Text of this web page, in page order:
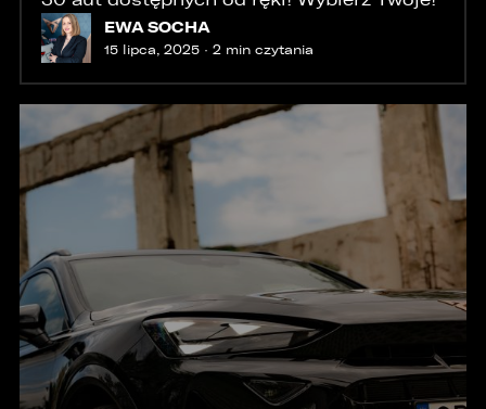
USŁUGI
AKTUALNOŚCI
KONTAKT
E-LELLEK
EWA SOCHA
15 lipca, 2025 · 2 min czytania